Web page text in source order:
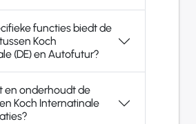
functies biedt de
Koch
(DE) en Autofutur?
en onderhoudt de
Koch Internatinale